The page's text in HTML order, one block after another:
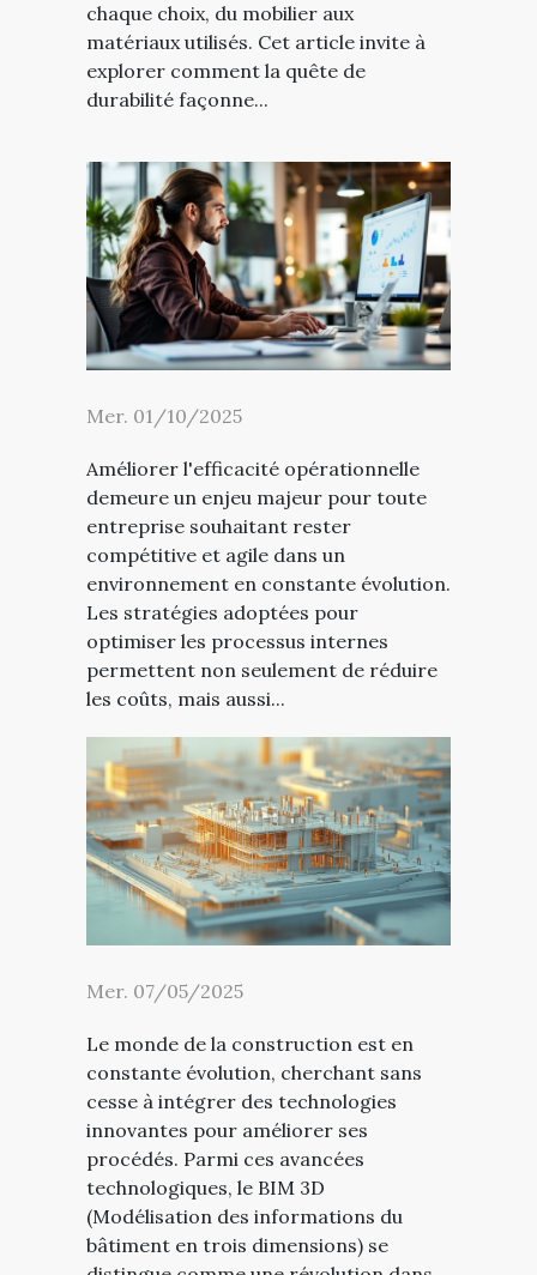
chaque choix, du mobilier aux
matériaux utilisés. Cet article invite à
explorer comment la quête de
durabilité façonne...
Mer. 01/10/2025
Améliorer l'efficacité opérationnelle
demeure un enjeu majeur pour toute
entreprise souhaitant rester
compétitive et agile dans un
environnement en constante évolution.
Les stratégies adoptées pour
optimiser les processus internes
permettent non seulement de réduire
les coûts, mais aussi...
Mer. 07/05/2025
Le monde de la construction est en
constante évolution, cherchant sans
cesse à intégrer des technologies
innovantes pour améliorer ses
procédés. Parmi ces avancées
technologiques, le BIM 3D
(Modélisation des informations du
bâtiment en trois dimensions) se